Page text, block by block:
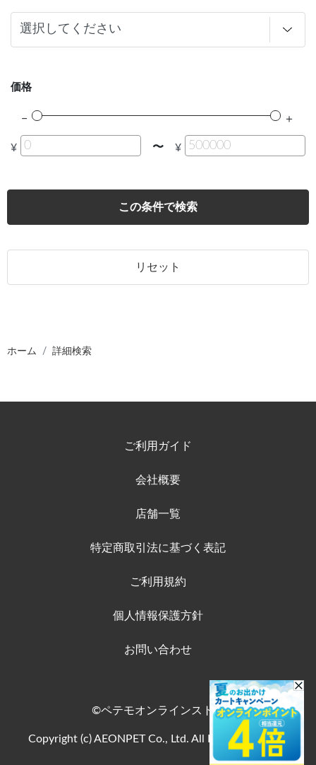
価格
¥ 〜 ¥
この条件で検索
リセット
ホーム 詳細検索
ご利用ガイド
会社概要
店舗一覧
特定商取引法に基づく表記
ご利用規約
個人情報保護方針
お問い合わせ
©ペテモオンラインストア
Copyright (c) AEONPET Co., Ltd. All Rights Reserved.